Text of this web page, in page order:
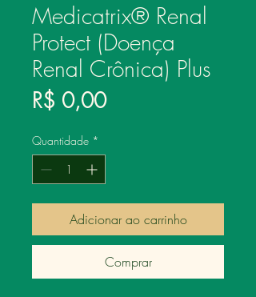
Medicatrix® Renal
Protect (Doença
Renal Crônica) Plus
R$ 0,00Preço
Quantidade *
Adicionar ao carrinho
Comprar